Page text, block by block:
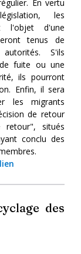
En vertu
les
l'objet d'une
tenus de
S'ils
fuite ou une
ils pourront
Enfin, il sera
les migrants
de retour
retour", situés
conclu des
des